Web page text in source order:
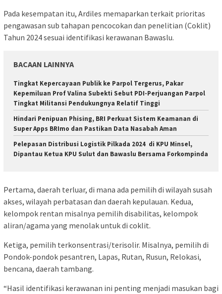
Pada kesempatan itu, Ardiles memaparkan terkait prioritas
pengawasan sub tahapan pencocokan dan penelitian (Coklit)
Tahun 2024 sesuai identifikasi kerawanan Bawaslu.
BACAAN LAINNYA
Tingkat Kepercayaan Publik ke Parpol Tergerus, Pakar
Kepemiluan Prof Valina Subekti Sebut PDI-Perjuangan Parpol
Tingkat Militansi Pendukungnya Relatif Tinggi
Hindari Penipuan Phising, BRI Perkuat Sistem Keamanan di
Super Apps BRImo dan Pastikan Data Nasabah Aman
Pelepasan Distribusi Logistik Pilkada 2024 di KPU Minsel,
Dipantau Ketua KPU Sulut dan Bawaslu Bersama Forkompinda
Pertama, daerah terluar, di mana ada pemilih di wilayah susah
akses, wilayah perbatasan dan daerah kepulauan. Kedua,
kelompok rentan misalnya pemilih disabilitas, kelompok
aliran/agama yang menolak untuk di coklit.
Ketiga, pemilih terkonsentrasi/terisolir. Misalnya, pemilih di
Pondok-pondok pesantren, Lapas, Rutan, Rusun, Relokasi,
bencana, daerah tambang.
“Hasil identifikasi kerawanan ini penting menjadi masukan bagi